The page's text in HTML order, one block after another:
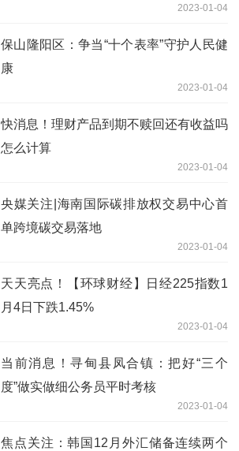
2023-01-04
保山隆阳区：争当“十个表率”守护人民健
康
2023-01-04
快消息！理财产品到期不赎回还有收益吗
怎么计算
2023-01-04
央媒关注|海南国际碳排放权交易中心首
单跨境碳交易落地
2023-01-04
天天亮点！【环球财经】日经225指数1
月4日下跌1.45%
2023-01-04
当前消息！寻甸县凤合镇：把好“三个
度”做实做细公务员平时考核
2023-01-04
焦点关注：韩国12月外汇储备连续两个